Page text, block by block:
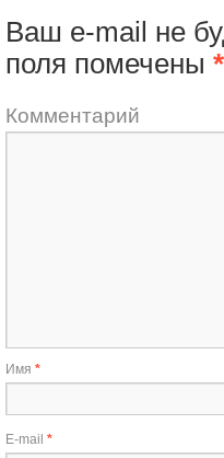
Ваш e-mail не
поля помечены *
Комментарий
Имя *
E-mail *